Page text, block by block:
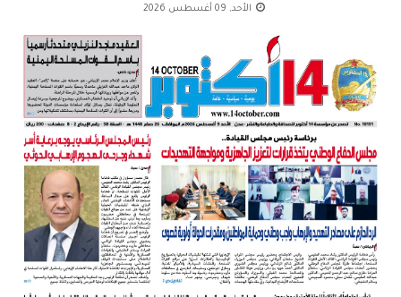
الأحد, 09 أغسطس 2026